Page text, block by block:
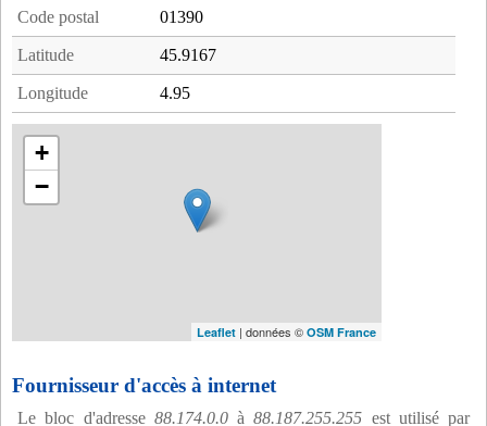
Code postal 01390
Latitude 45.9167
Longitude 4.95
+
−
Leaflet | données © OSM France
Fournisseur d'accès à internet
Le bloc d'adresse 88.174.0.0à88.187.255.255 est utilisé par